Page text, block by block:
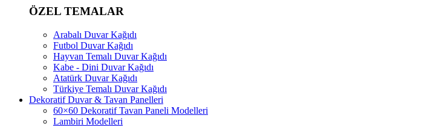
ÖZEL TEMALAR
Arabalı Duvar Kağıdı
Futbol Duvar Kağıdı
Hayvan Temalı Duvar Kağıdı
Kabe - Dini Duvar Kağıdı
Atatürk Duvar Kağıdı
Türkiye Temalı Duvar Kağıdı
Dekoratif Duvar & Tavan Panelleri
60×60 Dekoratif Tavan Paneli Modelleri
Lambiri Modelleri